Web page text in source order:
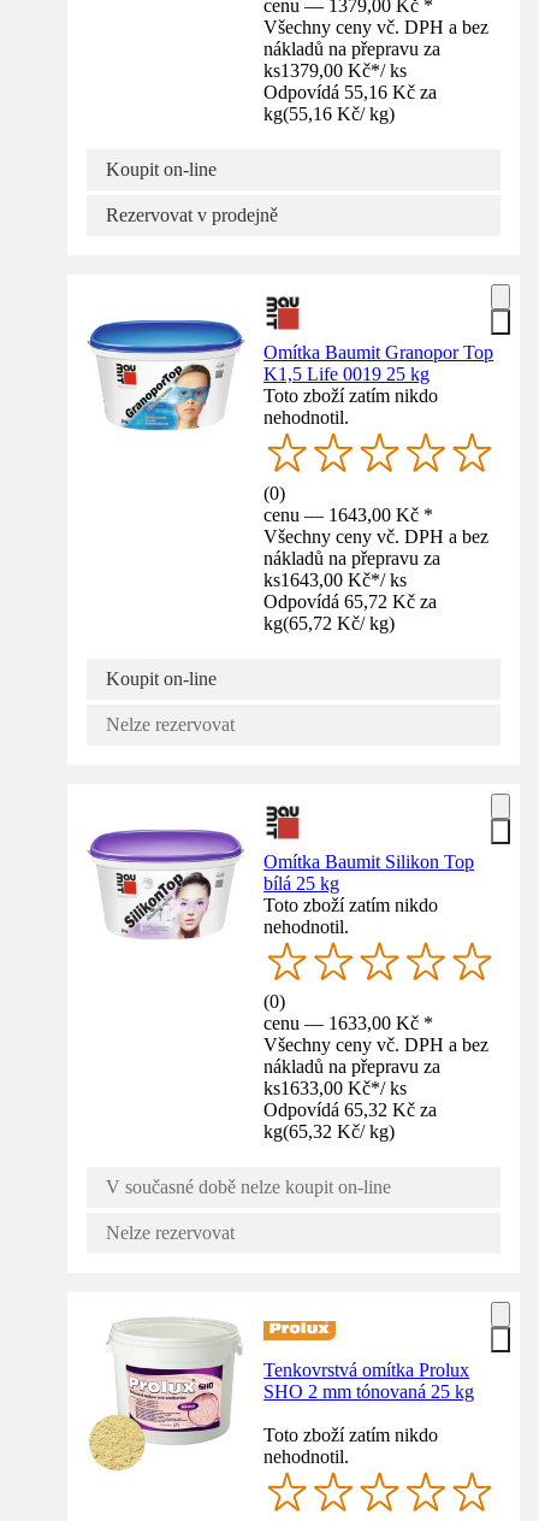
cenu — 1379,00 Kč *
Všechny ceny vč. DPH a bez
nákladů na přepravu za
ks1379,00 Kč*/ ks
Odpovídá 55,16 Kč za
kg(55,16 Kč/ kg)
Koupit on-line
Rezervovat v prodejně
Omítka Baumit Granopor Top
K1,5 Life 0019 25 kg
Toto zboží zatím nikdo
nehodnotil.
(0)
cenu — 1643,00 Kč *
Všechny ceny vč. DPH a bez
nákladů na přepravu za
ks1643,00 Kč*/ ks
Odpovídá 65,72 Kč za
kg(65,72 Kč/ kg)
Koupit on-line
Nelze rezervovat
Omítka Baumit Silikon Top
bílá 25 kg
Toto zboží zatím nikdo
nehodnotil.
(0)
cenu — 1633,00 Kč *
Všechny ceny vč. DPH a bez
nákladů na přepravu za
ks1633,00 Kč*/ ks
Odpovídá 65,32 Kč za
kg(65,32 Kč/ kg)
V současné době nelze koupit on-line
Nelze rezervovat
Tenkovrstvá omítka Prolux
SHO 2 mm tónovaná 25 kg
Toto zboží zatím nikdo
nehodnotil.